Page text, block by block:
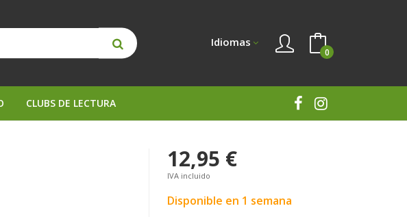
Idiomas
0
CLUBS DE LECTURA
12,95 €
IVA incluido
Disponible en 1 semana